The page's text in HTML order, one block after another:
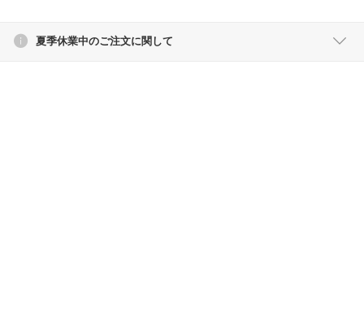
夏季休業中のご注文に関して